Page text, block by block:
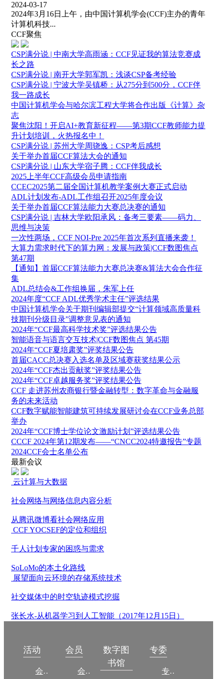
2024-03-17
2024年3月16日上午，由中国计算机学会(CCF)主办的青年
计算机科技...
CCF聚焦
CSP满分说 | 中南大学高雨涵：CCF见证我的算法竞赛成
长之路
CSP满分说 | 南开大学郭军凯：浅谈CSP备考经验
CSP满分说 | 宁波大学吴镇桥：从275分到500分，CCF伴
我一路成长
中国计算机学会与哈尔滨工程大学将合作出版《计算》杂
志
聚焦沈阳！开启AI+教育新征程——第3期CCF教师能力提
升计划培训，火热报名中！
CSP满分说 | 苏州大学周骁逸：CSP考后感想
关于举办首届CCF算法大会的通知
CSP满分说 | 山东大学宿子腾：CCF伴我成长
2025上半年CCF高级会员申请指南
CCEC2025第二届全国计算机教学案例大赛正式启动
ADL计划发布-ADL工作组召开2025年度会议
关于举办首届CCF算法能力大赛总决赛的通知
CSP满分说 | 吉林大学欧阳承风：备考三要素——码力、
思维与决策
一次性两场，CCF NOI-Pre 2025年首次系列直播来袭！
大算力需求时代下的算力网：发展与政策|CCF数图焦点
第47期
【通知】首届CCF算法能力大赛总决赛&算法大会合作征
集
ADL总结会&工作组换届，朱军上任
2024年度“CCF ADL优秀学术主任”评选结果
中国计算机学会关于期刊编辑部提交“计算领域高质量科
技期刊分级目录”调整意见表的通知
2024年“CCF最高科学技术奖”评选结果公告
智能语音与语言交互技术|CCF数图焦点 第45期
2024年“CCF夏培肃奖”评奖结果公告
首届CACC总决赛入选名单及区域赛获奖结果公示
2024年“CCF杰出贡献奖”评奖结果公告
2024年“CCF卓越服务奖”评奖结果公告
CCF 走进苏州农商银行暨金融转型：数字革命与金融服
务的未来活动
CCF数字赋能智能建筑可持续发展研讨会在CCF业务总部
举办
2024年“CCF博士学位论文激励计划”评选结果公告
CCCF 2024年第12期发布——“CNCC2024特邀报告”专题
2024CCF会士名单公布
最新会议
云计算与大数据
社会网络与网络信息内容分析
从腾讯微博看社会网络应用
CCF YOCSEF的定位和组织
千人计划专家的困惑与需求
SoLoMo的本土化路线
展望面向云环境的存储系统技术
社交媒体中的时空轨迹模式挖掘
张长水-从机器学习到人工智能（2017年12月15日）
活动
会议
会员
会员简介
数字图
书馆
专委
专委简介